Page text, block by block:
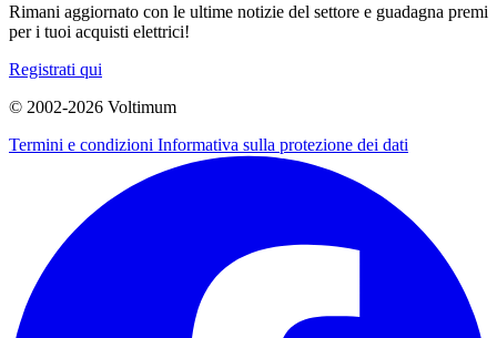
Rimani aggiornato con le ultime notizie del settore e guadagna premi
per i tuoi acquisti elettrici!
Registrati qui
© 2002-2026 Voltimum
Termini e condizioni Informativa sulla protezione dei dati